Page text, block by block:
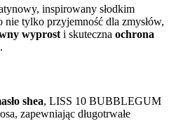
inspirowany słodkim
tylko przyjemność dla zmysłów,
wyprost i skuteczna ochrona
.
shea, LISS 10 BUBBLEGUM
zapewniając długotrwałe